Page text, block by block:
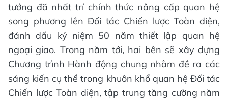
tướng đã nhất trí chính thức nâng cấp quan hệ
song phương lên Đối tác Chiến lược Toàn diện,
đánh dấu kỷ niệm 50 năm thiết lập quan hệ
ngoại giao. Trong năm tới, hai bên sẽ xây dựng
Chương trình Hành động chung nhằm đề ra các
sáng kiến cụ thể trong khuôn khổ quan hệ Đối tác
Chiến lược Toàn diện, tập trung tăng cường năm